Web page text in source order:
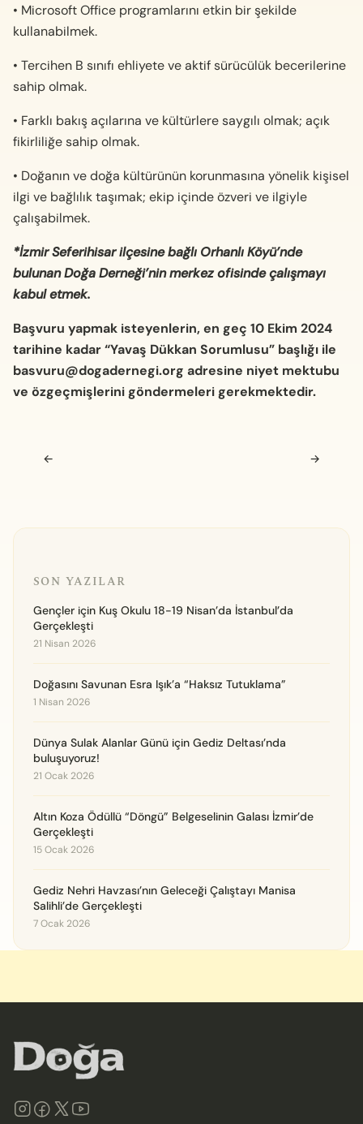
• Microsoft Office programlarını etkin bir şekilde
kullanabilmek.
• Tercihen B sınıfı ehliyete ve aktif sürücülük becerilerine
sahip olmak.
• Farklı bakış açılarına ve kültürlere saygılı olmak; açık
fikirliliğe sahip olmak.
• Doğanın ve doğa kültürünün korunmasına yönelik kişisel
ilgi ve bağlılık taşımak; ekip içinde özveri ve ilgiyle
çalışabilmek.
*İzmir Seferihisar ilçesine bağlı Orhanlı Köyü’nde
bulunan ⁠Doğa Derneği’nin merkez ofisinde çalışmayı
kabul etmek.
Başvuru yapmak isteyenlerin, en geç 10 Ekim 2024
tarihine kadar “Yavaş Dükkan Sorumlusu” başlığı ile
basvuru@dogadernegi.org adresine niyet mektubu
ve özgeçmişlerini göndermeleri gerekmektedir.
Navigasyon sonrası
← →
SON YAZILAR
Gençler için Kuş Okulu 18-19 Nisan’da İstanbul’da
Gerçekleşti
21 Nisan 2026
Doğasını Savunan Esra Işık’a “Haksız Tutuklama”
1 Nisan 2026
Dünya Sulak Alanlar Günü için Gediz Deltası’nda
buluşuyoruz!
21 Ocak 2026
Altın Koza Ödüllü “Döngü” Belgeselinin Galası İzmir’de
Gerçekleşti
15 Ocak 2026
Gediz Nehri Havzası’nın Geleceği Çalıştayı Manisa
Salihli’de Gerçekleşti
7 Ocak 2026